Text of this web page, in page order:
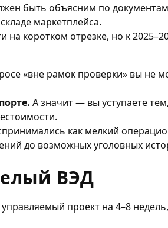
быть объясним по
маркетплейса.
коротком отрезке, но к
«вне рамок проверки» вы не
А значит — вы уступаете
как мелкий
до возможных уголовных
ВЭД
проект на 4–8